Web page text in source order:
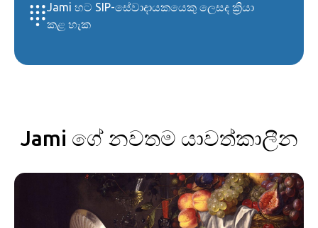
Jami හට SIP-සේවාදායකයෙකු ලෙසද ක්‍රියා
කළ හැක
Jami ගේ නවතම යාවත්කාලීන